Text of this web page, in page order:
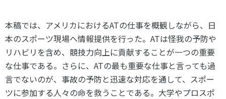
本稿では、アメリカにおけるATの仕事を概観しながら、日
本のスポーツ現場へ情報提供を行った。ATは怪我の予防や
リハビリを含め、競技力向上に貢献することが一つの重要
な仕事である。さらに、ATの最も重要な仕事と言っても過
言でないのが、事故の予防と迅速な対応を通して、スポー
ツに参加する人々の命を救うことである。大学やプロスポ